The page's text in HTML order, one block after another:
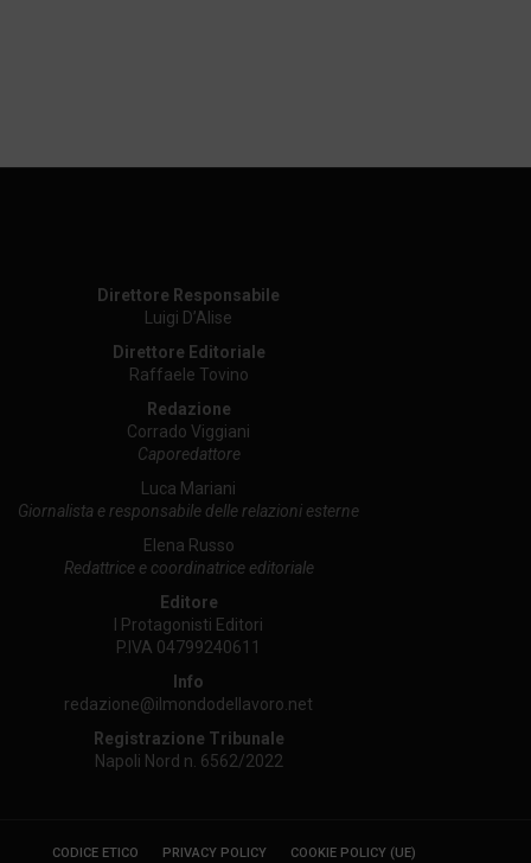
Direttore Responsabile
Luigi D’Alise
Direttore Editoriale
Raffaele Tovino
Redazione
Corrado Viggiani
Caporedattore
Luca Mariani
Giornalista e responsabile delle relazioni esterne
Elena Russo
Redattrice e coordinatrice editoriale
Editore
I Protagonisti Editori
P.IVA 04799240611
Info
redazione@ilmondodellavoro.net
Registrazione Tribunale
Napoli Nord n. 6562/2022
CODICE ETICO PRIVACY POLICY COOKIE POLICY (UE)